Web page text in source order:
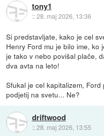
tony1
::28. maj 2026, 13:36
Si predstavljate, kako je cel
Henry Ford mu je bilo ime, ko
je tako v nebo povišal plače,
dva avta na leto!
Sfukal je cel kapitalizem,
podjetij na svetu... Ne?
driftwood
::28. maj 2026, 13:55